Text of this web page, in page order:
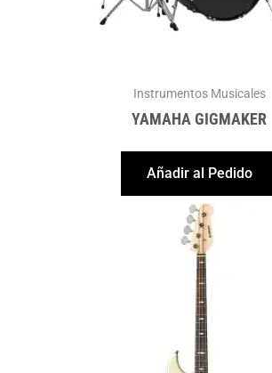
Instrumentos Musicales
YAMAHA GIGMAKER
Añadir al Pedido